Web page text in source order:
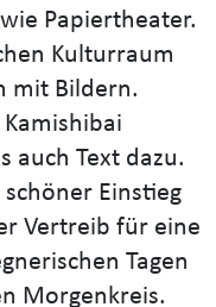
Papiertheater.
Kulturraum
mit Bildern.
auch Text dazu.
Einstieg
Vertreib für eine
Tagen
Morgenkreis.